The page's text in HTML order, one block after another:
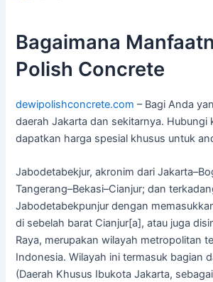
Bagaimana
Polish Concrete
dewipolishconcrete.com – Bagi Anda
daerah Jakarta dan sekitarnya. Hubungi
dapatkan harga spesial khusus untuk
Jabodetabekjur, akronim dari
Tangerang–Bekasi–Cianjur; dan
Jabodetabekpunjur dengan
di sebelah barat Cianjur[a], atau juga
Raya, merupakan wilayah metropolitan
Indonesia. Wilayah ini termasuk bagian
(Daerah Khusus Ibukota Jakarta,